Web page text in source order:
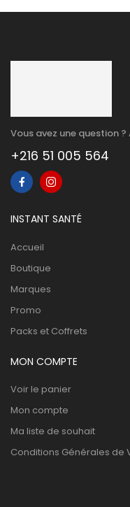
Vous avez une question
+216 51 005 564
INSTANT SANTÉ
Accueil
Boutique
Marques
Promo
Packs et Coffrets
MON COMPTE
Voir le panier
Mon compte
Ma liste de souhait
Conditions Générales de